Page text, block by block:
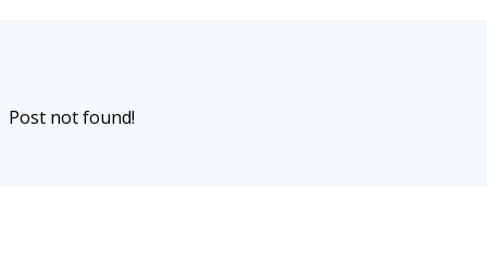
Post not found!